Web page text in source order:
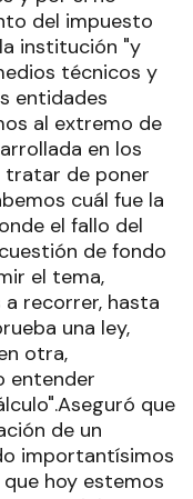
del impuesto
institución "y
técnicos y
entidades
al extremo de
en los
tratar de poner
cuál fue la
el fallo del
de fondo
el tema,
recorrer, hasta
una ley,
otra,
entender
que
de un
importantísimos
hoy estemos